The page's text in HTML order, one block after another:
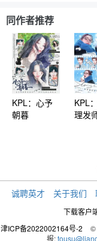
再次滑
三分钟
谈过恋
没谈过
同作者推荐
KPL：心予
朝暮
KPL
理发
诚聘英才 关于我们
下载客户
津ICP备2022002164号-2
©
报: